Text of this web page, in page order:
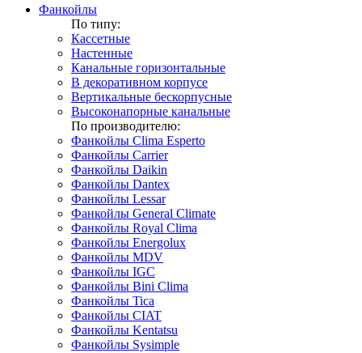
Фанкойлы
По типу:
Кассетные
Настенные
Канальные горизонтальные
В декоративном корпусе
Вертикальные бескорпусные
Высоконапорные канальные
По производителю:
Фанкойлы Clima Esperto
Фанкойлы Carrier
Фанкойлы Daikin
Фанкойлы Dantex
Фанкойлы Lessar
Фанкойлы General Climate
Фанкойлы Royal Clima
Фанкойлы Energolux
Фанкойлы MDV
Фанкойлы IGC
Фанкойлы Bini Clima
Фанкойлы Tica
Фанкойлы CIAT
Фанкойлы Kentatsu
Фанкойлы Sysimple